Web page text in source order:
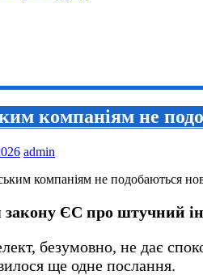
компаніям не
admin
ЄС про штучний
безумовно, не дає
ще одне послання.